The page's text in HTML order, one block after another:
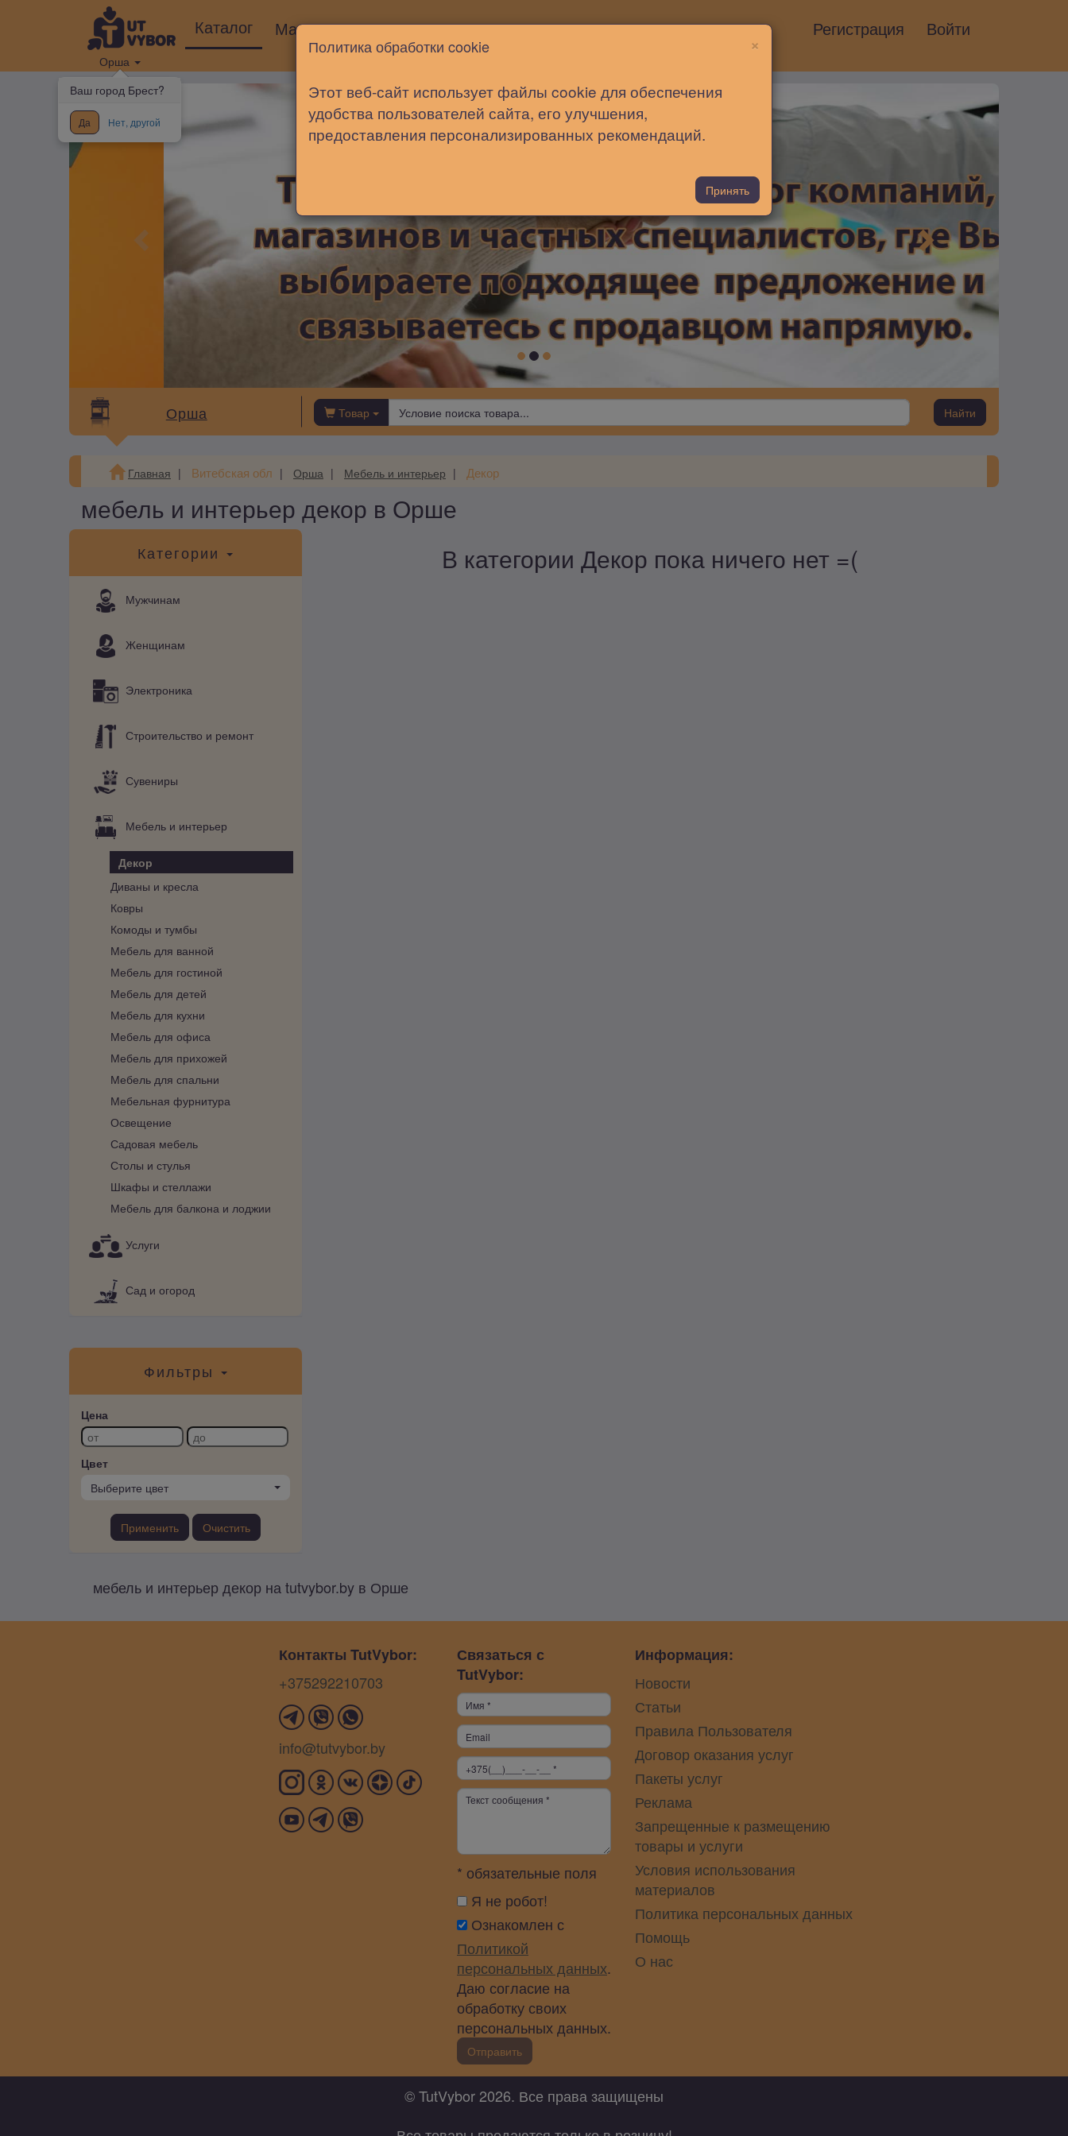
Орша
Ваш город Брест?
Да Нет, другой
Каталог Магазины Новости Статьи Помощь Регистрация Войти
Орша Товар Найти
Главная Витебская обл Орша Мебель и интерьер Декор
мебель и интерьер декор в Орше
Категории
Мужчинам
Женщинам
Электроника
Строительство и ремонт
Сувениры
Мебель и интерьер
Декор
Диваны и кресла
Ковры
Комоды и тумбы
Мебель для ванной
Мебель для гостиной
Мебель для детей
Мебель для кухни
Мебель для офиса
Мебель для прихожей
Мебель для спальни
Мебельная фурнитура
Освещение
Садовая мебель
Столы и стулья
Шкафы и стеллажи
Мебель для балкона и лоджии
Услуги
Сад и огород
Фильтры
Цена
Цвет
Выберите цвет
Применить Очистить
В категории Декор пока ничего нет =(
мебель и интерьер декор на tutvybor.by в Орше
Контакты TutVybor:
+375292210703
info@tutvybor.by
Связаться с
TutVybor:
* обязательные поля
Я не робот!
Ознакомлен с
Политикой
персональных данных.
Даю согласие на
обработку своих
персональных данных.
Отправить
Информация:
Новости
Статьи
Правила Пользователя
Договор оказания услуг
Пакеты услуг
Реклама
Запрещенные к размещению
товары и услуги
Условия использования
материалов
Политика персональных данных
Помощь
О нас
© TutVybor 2026. Все права защищены
×
Политика обработки cookie
Этот веб-сайт использует файлы cookie для обеспечения
удобства пользователей сайта, его улучшения,
предоставления персонализированных рекомендаций.
Принять